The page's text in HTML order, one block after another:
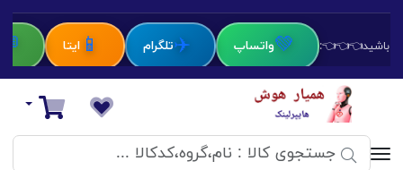
باشید👈👈👈: 💚واتساپ ✈️تلگرام 📱 ایتا 💬
دستیار هوش مصنوعی
سبد خرید